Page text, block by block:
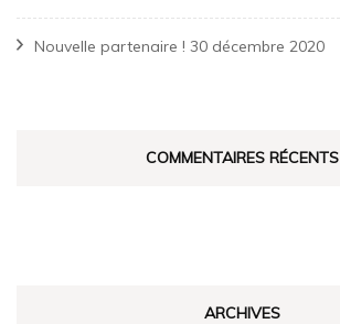
Nouvelle partenaire ! 30 décembre 2020
COMMENTAIRES RÉCENTS
ARCHIVES